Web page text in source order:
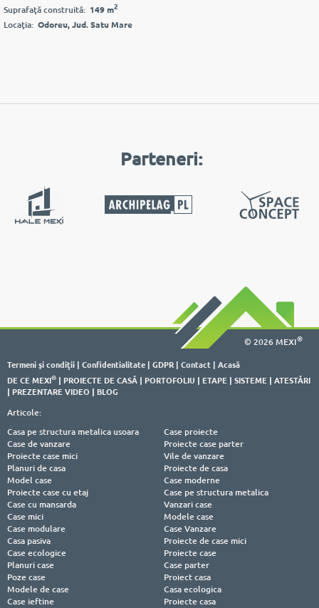
Suprafaţă construită: 149 m2
Locaţia: Odoreu, Jud. Satu Mare
Parteneri:
© 2026 MEXI®
Termeni şi condiţii | Confidentialitate | GDPR | Contact | Acasă
DE CE MEXI® | PROIECTE DE CASĂ | PORTOFOLIU | ETAPE | SISTEME | ATESTĂRI
| PREZENTARE VIDEO | BLOG
Articole:
Casa pe structura metalica usoara
Case de vanzare
Proiecte case mici
Planuri de casa
Model case
Proiecte case cu etaj
Case cu mansarda
Case mici
Case modulare
Casa pasiva
Case proiecte
Proiecte case parter
Vile de vanzare
Proiecte de casa
Case moderne
Case pe structura metalica
Vanzari case
Modele case
Case Vanzare
Proiecte de case mici
Case ecologice
Planuri case
Poze case
Modele de case
Case ieftine
Proiecte case
Case parter
Proiect casa
Casa ecologica
Proiecte casa